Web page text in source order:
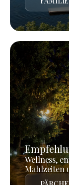
Wellness,
Mahlzeiten